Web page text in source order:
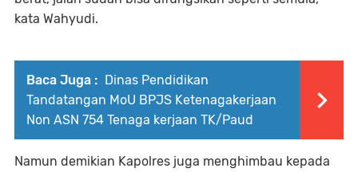
kata Wahyudi.
Baca Juga : Dinas Pendidikan
Tandatangan MoU BPJS Ketenagakerjaan
Non ASN 754 Tenaga kerjaan TK/Paud
Namun demikian Kapolres juga menghimbau kepada